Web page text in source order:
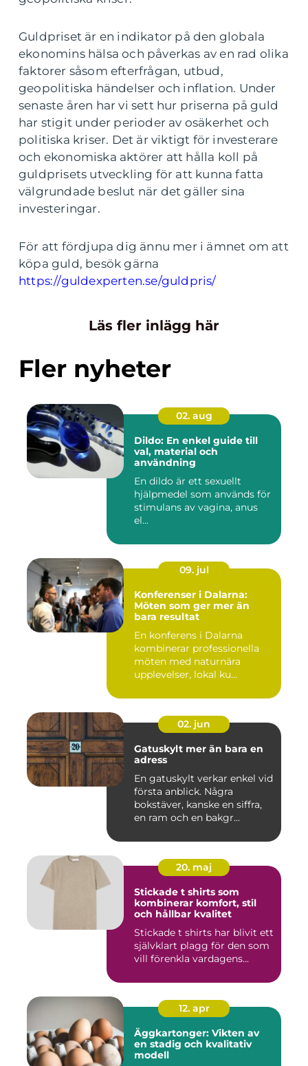
Guldpriset är en indikator på den globala
ekonomins hälsa och påverkas av en rad olika
faktorer såsom efterfrågan, utbud,
geopolitiska händelser och inflation. Under
senaste åren har vi sett hur priserna på guld
har stigit under perioder av osäkerhet och
politiska kriser. Det är viktigt för investerare
och ekonomiska aktörer att hålla koll på
guldprisets utveckling för att kunna fatta
välgrundade beslut när det gäller sina
investeringar.
För att fördjupa dig ännu mer i ämnet om att
köpa guld, besök gärna
https://guldexperten.se/guldpris/
Läs fler inlägg här
Fler nyheter
02. aug
Dildo: En enkel guide till
val, material och
användning
En dildo är ett sexuellt
hjälpmedel som används för
stimulans av vagina, anus
el...
09. jul
Konferenser i Dalarna:
Möten som ger mer än
bara resultat
En konferens i Dalarna
kombinerar professionella
möten med naturnära
upplevelser, lokal ku...
02. jun
Gatuskylt mer än bara en
adress
En gatuskylt verkar enkel vid
första anblick. Några
bokstäver, kanske en siffra,
en ram och en bakgr...
20. maj
Stickade t shirts som
kombinerar komfort, stil
och hållbar kvalitet
Stickade t shirts har blivit ett
självklart plagg för den som
vill förenkla vardagens...
12. apr
Äggkartonger: Vikten av
en stadig och kvalitativ
modell